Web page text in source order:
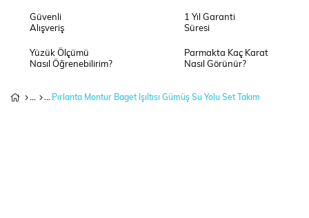
Güvenli
Alışveriş
1 Yıl Garanti
Süresi
Yüzük Ölçümü
Nasıl Öğrenebilirim?
Parmakta Kaç Karat
Nasıl Görünür?
Pırlanta Montur Baget Işıltısı Gümüş Su Yolu Set Takım